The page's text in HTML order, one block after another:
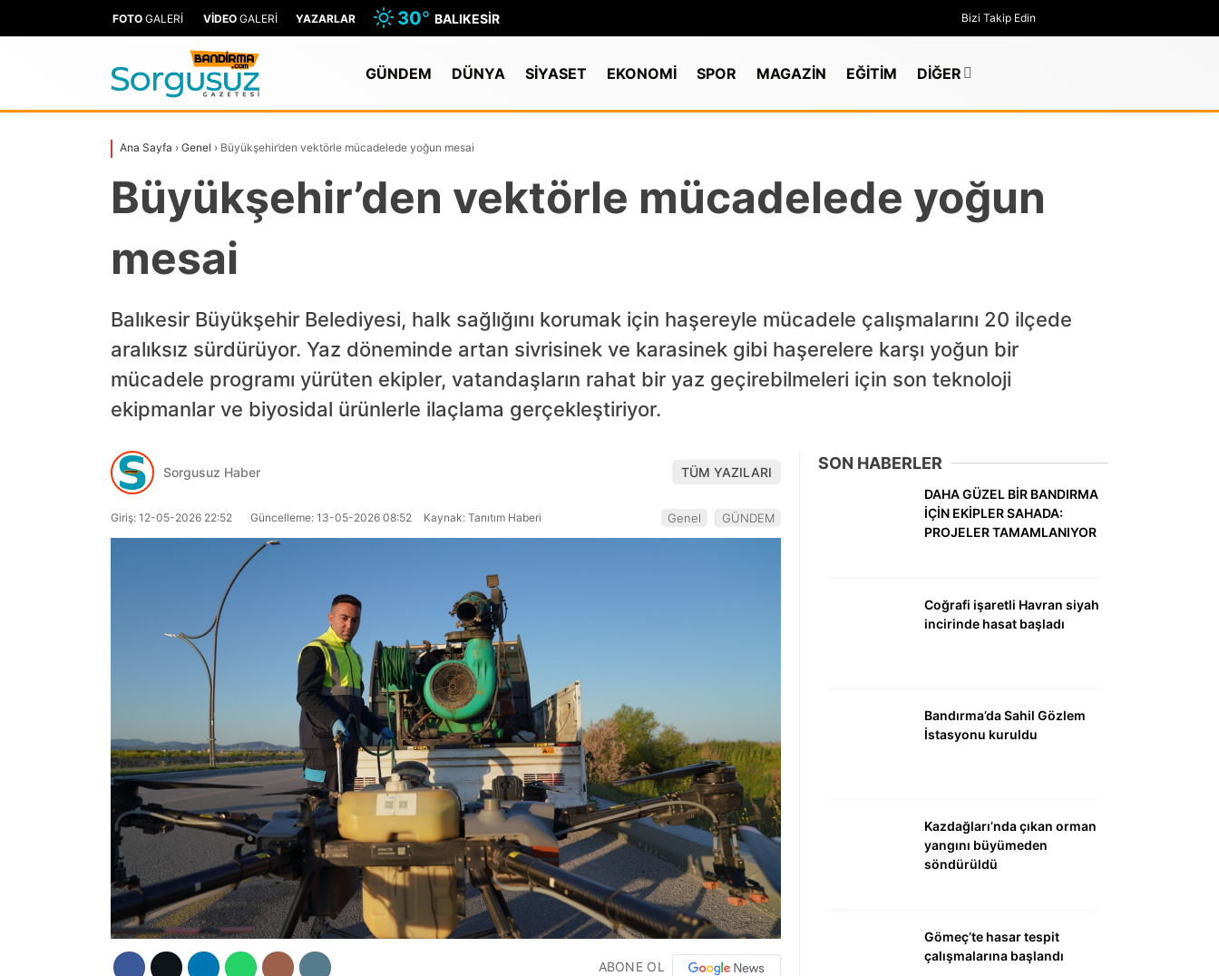
EKONOMİ
SPOR
DİĞER
FOTO GALERİ VİDEO GALERİ YAZARLAR 30° BALIKESIR Bizi Takip Edin
GÜNDEM DÜNYA SİYASET EKONOMİ SPOR MAGAZİN EĞİTİM DİĞER
Ana Sayfa › Genel › Büyükşehir’den vektörle mücadelede yoğun mesai
Büyükşehir’den vektörle mücadelede yoğun
mesai
Balıkesir Büyükşehir Belediyesi, halk sağlığını korumak için haşereyle mücadele çalışmalarını 20 ilçede
aralıksız sürdürüyor. Yaz döneminde artan sivrisinek ve karasinek gibi haşerelere karşı yoğun bir
mücadele programı yürüten ekipler, vatandaşların rahat bir yaz geçirebilmeleri için son teknoloji
ekipmanlar ve biyosidal ürünlerle ilaçlama gerçekleştiriyor.
Sorgusuz Haber TÜM YAZILARI
Giriş: 12-05-2026 22:52 Güncelleme: 13-05-2026 08:52 Kaynak: Tanıtım Haberi Genel GÜNDEM
ABONE OL
SON HABERLER
DAHA GÜZEL BİR BANDIRMA
İÇİN EKİPLER SAHADA:
PROJELER TAMAMLANIYOR
Coğrafi işaretli Havran siyah
incirinde hasat başladı
Bandırma’da Sahil Gözlem
İstasyonu kuruldu
Kazdağları’nda çıkan orman
yangını büyümeden
söndürüldü
Gömeç’te hasar tespit
çalışmalarına başlandı